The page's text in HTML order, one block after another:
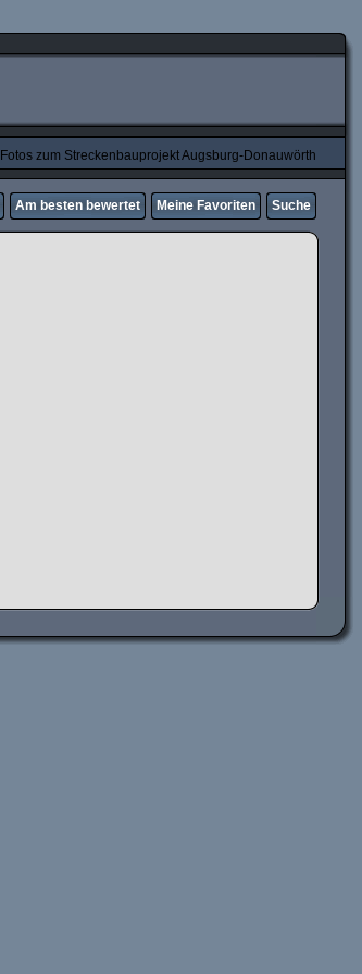
Fotos zum Streckenbauprojekt Augsburg-Donauwörth
Am besten bewertet Meine Favoriten Suche